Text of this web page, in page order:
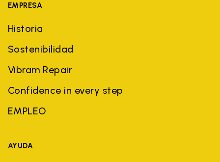
EMPRESA
Historia
Sostenibilidad
Vibram Repair
Confidence in every step
EMPLEO
AYUDA